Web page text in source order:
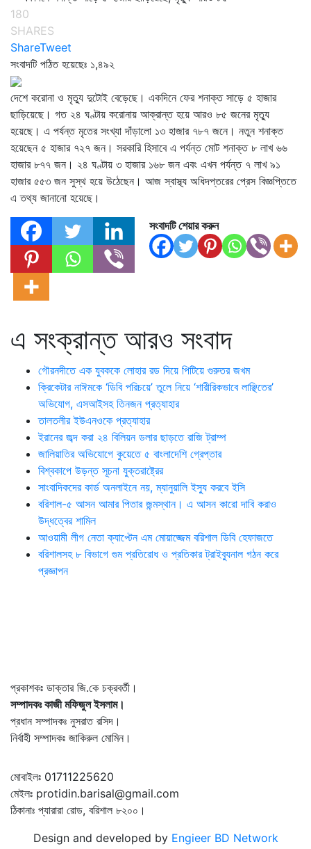
180
SHARES
ShareTweet
সংবাদটি পঠিত হয়েছেঃ ১,৪৯২
দেশে করোনা ও মৃত্যু দুটোই বেড়েছে। একদিনে ফের শনাক্ত সাড়ে ৫ হাজার
ছাড়িয়েছে। গত ২৪ ঘণ্টায় করোনায় আক্রান্ত হয়ে আরও ৮৫ জনের মৃত্যু
হয়েছে। এ পর্যন্ত মৃতের সংখ্যা দাঁড়ালো ১৩ হাজার ৭৮৭ জনে। নতুন শনাক্ত
হয়েছেন ৫ হাজার ৭২৭ জন। সরকারি হিসাবে এ পর্যন্ত মোট শনাক্ত ৮ লাখ ৬৬
হাজার ৮৭৭ জন। ২৪ ঘণ্টায় ৩ হাজার ১৬৮ জন এবং এখন পর্যন্ত ৭ লাখ ৯১
হাজার ৫৫৩ জন সুস্থ হয়ে উঠেছেন। আজ স্বাস্থ্য অধিদপ্তরের প্রেস বিজ্ঞপ্তিতে
এ তথ্য জানানো হয়েছে।
সংবাদটি শেয়ার করুন
এ সংক্রান্ত আরও সংবাদ
গৌরনদীতে এক যুবককে লোহার রড দিয়ে পিটিয়ে গুরুতর জখম
ক্রিকেটার নাঈমকে ‘ডিবি পরিচয়ে’ তুলে নিয়ে ‘শারীরিকভাবে লাঞ্ছিতের’
অভিযোগ, এসআইসহ তিনজন প্রত্যাহার
তালতলীর ইউএনওকে প্রত্যাহার
ইরানের জব্দ করা ২৪ বিলিয়ন ডলার ছাড়তে রাজি ট্রাম্প
জালিয়াতির অভিযোগে কুয়েতে ৫ বাংলাদেশি গ্রেপ্তার
বিশ্বকাপে উড়ন্ত সূচনা যুক্তরাষ্ট্রের
সাংবাদিকদের কার্ড অনলাইনে নয়, ম্যানুয়ালি ইস্যু করবে ইসি
বরিশাল-৫ আসন আমার পিতার জন্মস্থান। এ আসন কারো দাবি করাও
উদ্ধত্বের শামিল
আওয়ামী লীগ নেতা ক্যাপ্টেন এম মোয়াজ্জেম বরিশাল ডিবি হেফাজতে
বরিশালসহ ৮ বিভাগে গুম প্রতিরোধ ও প্রতিকার ট্রাইব্যুনাল গঠন করে
প্রজ্ঞাপন
প্রকাশকঃ ডাক্তার জি.কে চক্রবর্তী।
সম্পাদকঃ কাজী মফিজুল ইসলাম।
প্রধান সম্পাদকঃ নুসরাত রসিদ।
নির্বাহী সম্পাদকঃ জাকিরুল মোমিন।
মোবাইলঃ 01711225620
মেইলঃ protidin.barisal@gmail.com
ঠিকানাঃ প্যারারা রোড, বরিশাল ৮২০০।
Design and developed by Engieer BD Network